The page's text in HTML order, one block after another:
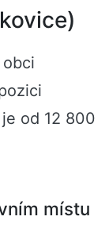
obci
od 12 800
místu